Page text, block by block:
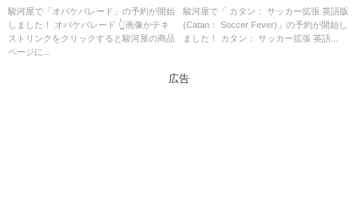
駿河屋で「オバケパレード」の予約が開始
しました！ オバケパレード 👆画像かテキ
ストリンクをクリックすると駿河屋の商品
ページに...
Soccer Fever)」の概略と予約購
入可能なショップ紹介！
駿河屋で「 カタン： サッカー拡張 英語版
(Catan： Soccer Fever)」の予約が開始し
ました！ カタン： サッカー拡張 英語...
広告